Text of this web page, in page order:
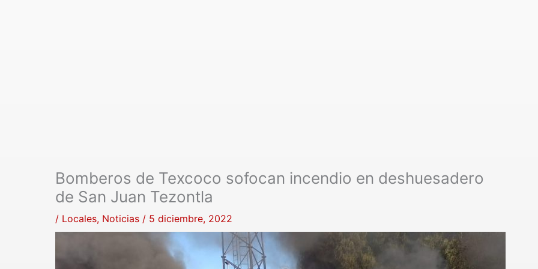
Bomberos de Texcoco sofocan incendio en deshuesadero
de San Juan Tezontla
/ Locales, Noticias / 5 diciembre, 2022